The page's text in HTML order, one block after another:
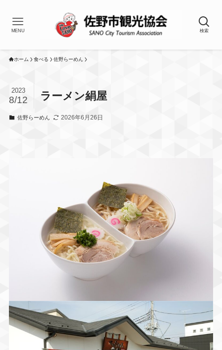
検索
MENU
ホーム 食べる 佐野らーめん
ラーメン絹屋
2023
8/12
佐野らーめん 2026年6月26日